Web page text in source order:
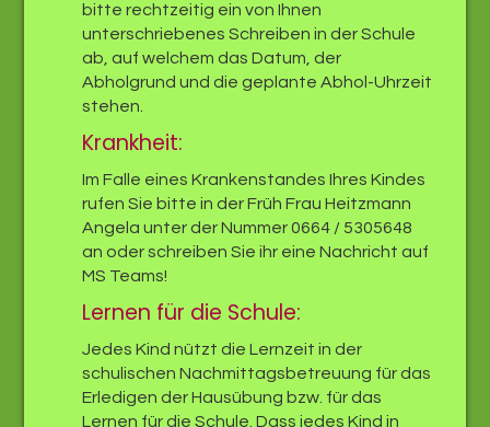
bitte rechtzeitig ein von Ihnen
unterschriebenes Schreiben in der Schule
ab, auf welchem das Datum, der
Abholgrund und die geplante Abhol-Uhrzeit
stehen.
Krankheit:
Im Falle eines Krankenstandes Ihres Kindes
rufen Sie bitte in der Früh Frau Heitzmann
Angela unter der Nummer 0664 / 5305648
an oder schreiben Sie ihr eine Nachricht auf
MS Teams!
Lernen für die Schule:
Jedes Kind nützt die Lernzeit in der
schulischen Nachmittagsbetreuung für das
Erledigen der Hausübung bzw. für das
Lernen für die Schule. Dass jedes Kind in